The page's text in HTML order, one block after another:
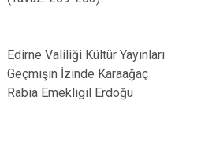
Edirne Valiliği Kültür Yayınları
Geçmişin İzinde Karaağaç
Rabia Emekligil Erdoğu